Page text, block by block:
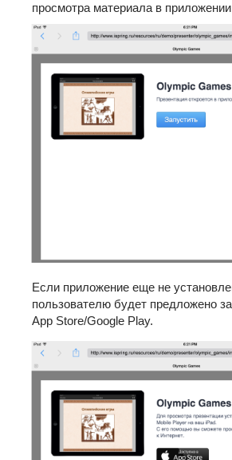
просмотра материала в
Если приложение еще не
пользователю будет предложено
App Store/Google Play.